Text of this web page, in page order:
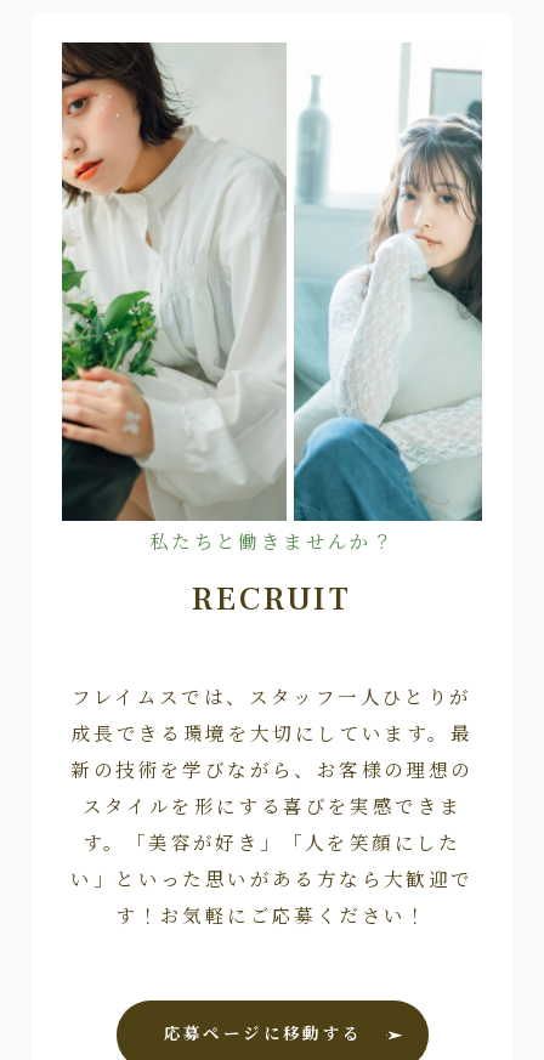
私たちと働きませんか？
RECRUIT
フレイムスでは、スタッフ一人ひとりが
成長できる環境を大切にしています。最
新の技術を学びながら、お客様の理想の
スタイルを形にする喜びを実感できま
す。「美容が好き」「人を笑顔にした
い」といった思いがある方なら大歓迎で
す！お気軽にご応募ください！
応募ページに移動する